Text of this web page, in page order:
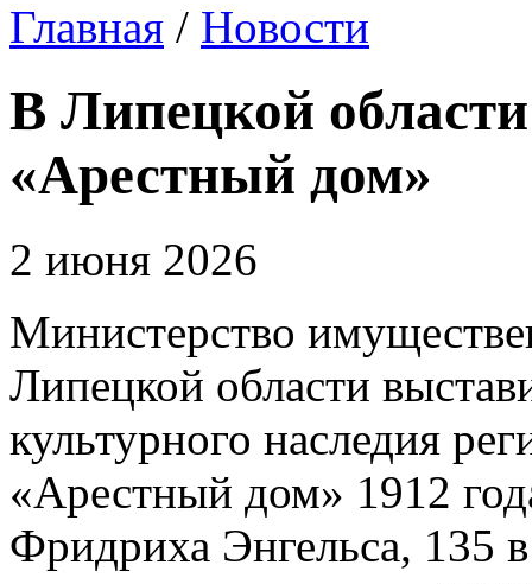
Главная / Новости
В Липецкой
«Арестный дом»
2 июня 2026
Министерство
Липецкой области
культурного наследия
«Арестный дом» 1912
Фридриха Энгельса, 135